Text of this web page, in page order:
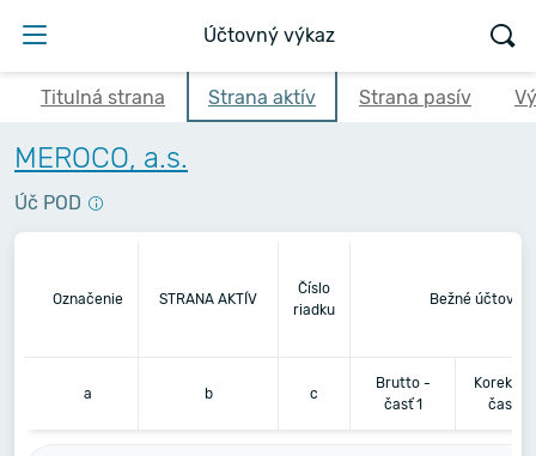
Účtovný výkaz
Titulná strana Strana aktív Strana pasív
MEROCO, a.s.
Úč POD
Označenie STRANA AKTÍV
Číslo
riadku
Bežné účtovné
a b c
Brutto -
časť 1
Korekcia
časť 2